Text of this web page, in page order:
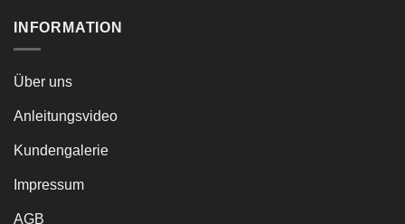
INFORMATION
Über uns
Anleitungsvideo
Kundengalerie
Impressum
AGB